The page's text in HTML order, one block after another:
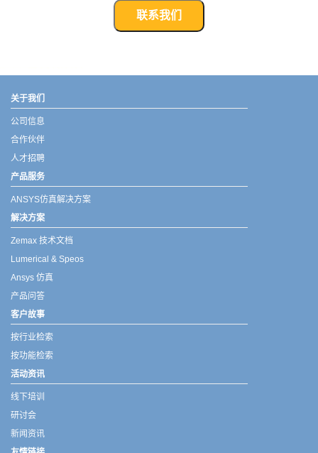
联系我们
关于我们
公司信息
合作伙伴
人才招聘
产品服务
ANSYS仿真解决方案
解决方案
Zemax 技术文档
Lumerical & Speos
Ansys 仿真
产品问答
客户故事
按行业检索
按功能检索
活动资讯
线下培训
研讨会
新闻资讯